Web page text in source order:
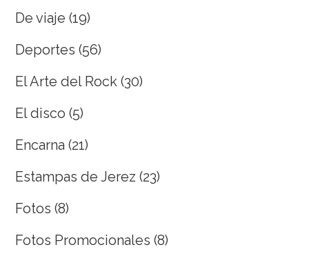
De viaje (19)
Deportes (56)
El Arte del Rock (30)
El disco (5)
Encarna (21)
Estampas de Jerez (23)
Fotos (8)
Fotos Promocionales (8)